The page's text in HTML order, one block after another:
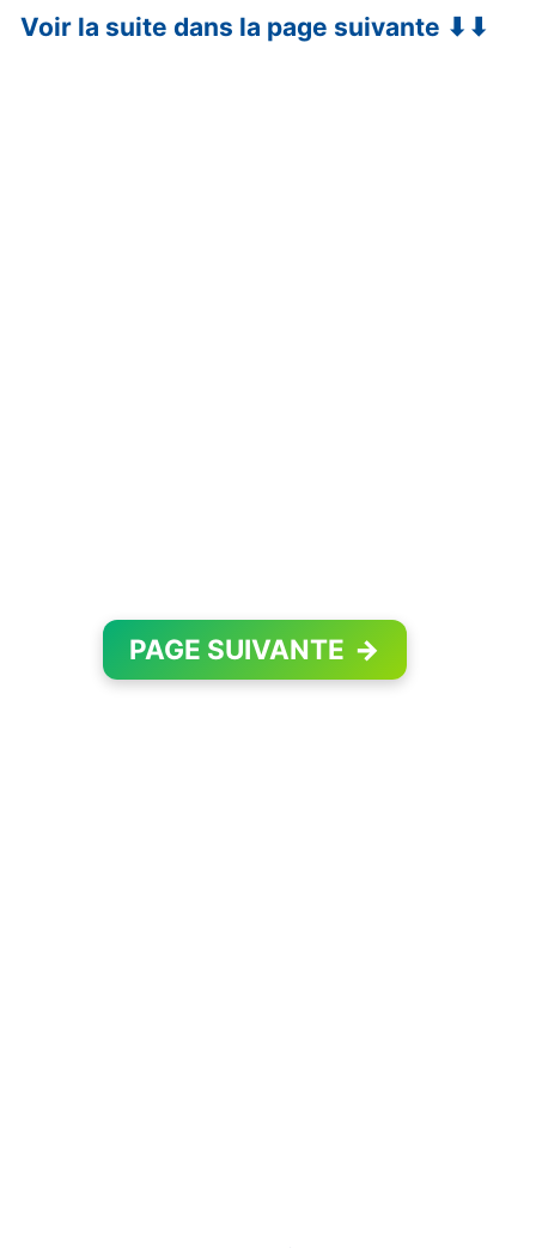
Voir la suite dans la page suivante ⬇⬇
PAGE SUIVANTE →